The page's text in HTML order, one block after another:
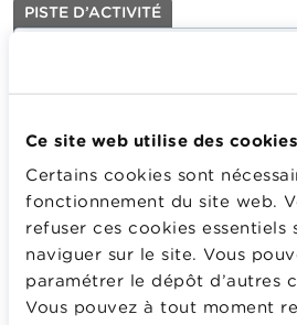
Ce site web utilise des
Certains cookies sont
fonctionnement du site web.
refuser ces cookies essentiels
naviguer sur le site. Vous
paramétrer le dépôt d’autres
Vous pouvez à tout moment
PISTE D’ACTIVITÉ
Dernière mise
Établir une définition de l’agent
distinguant cette définition de
langage courant. Comparaison
économiques.
Plus d'information